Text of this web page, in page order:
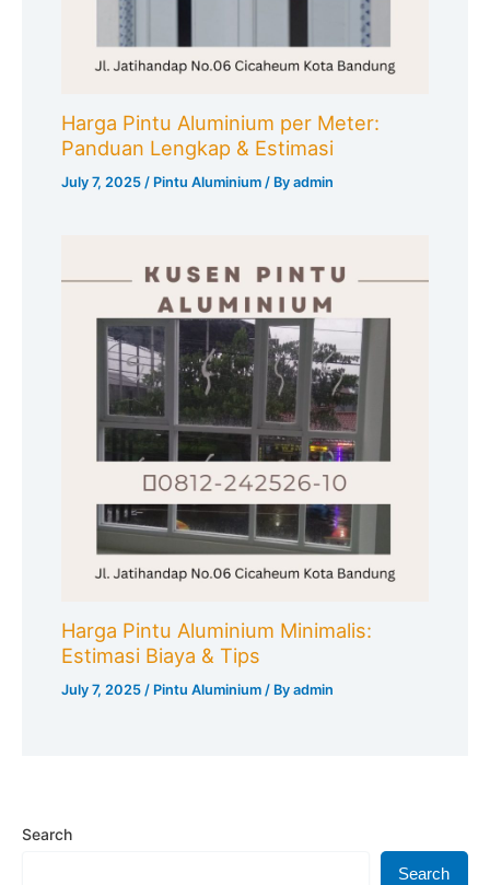
Harga Pintu Aluminium per Meter:
Panduan Lengkap & Estimasi
July 7, 2025 / Pintu Aluminium / Byadmin
Harga Pintu Aluminium Minimalis:
Estimasi Biaya & Tips
July 7, 2025 / Pintu Aluminium / Byadmin
Search
Search